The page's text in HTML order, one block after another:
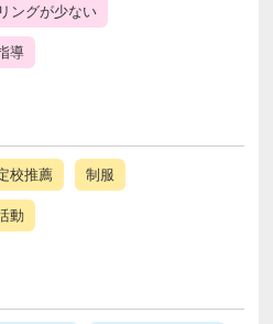
ングが少ない
導
校推薦 制服
動